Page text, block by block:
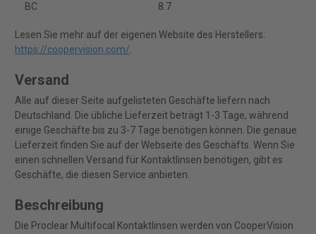
BC 8.7
Lesen Sie mehr auf der eigenen Website des Herstellers:
https://coopervision.com/.
Versand
Alle auf dieser Seite aufgelisteten Geschäfte liefern nach
Deutschland. Die übliche Lieferzeit beträgt 1-3 Tage, während
einige Geschäfte bis zu 3-7 Tage benötigen können. Die genaue
Lieferzeit finden Sie auf der Webseite des Geschäfts. Wenn Sie
einen schnellen Versand für Kontaktlinsen benötigen, gibt es
Geschäfte, die diesen Service anbieten.
Beschreibung
Die Proclear Multifocal Kontaktlinsen werden von CooperVision